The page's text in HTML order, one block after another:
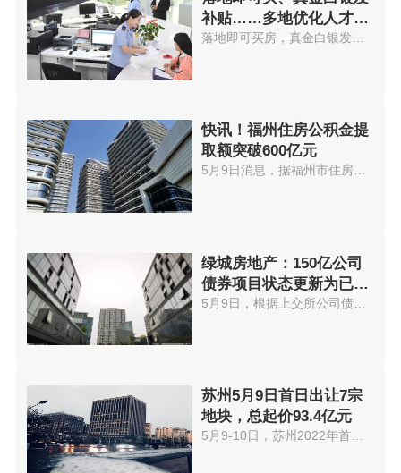
补贴……多地优化人才购
房政策
落地即可买房，真金白银发放购房...
快讯！福州住房公积金提
取额突破600亿元
5月9日消息，据福州市住房公积金...
绿城房地产：150亿公司
债券项目状态更新为已受
理
5月9日，根据上交所公司债券项目...
苏州5月9日首日出让7宗
地块，总起价93.4亿元
5月9-10日，苏州2022年首次集中...